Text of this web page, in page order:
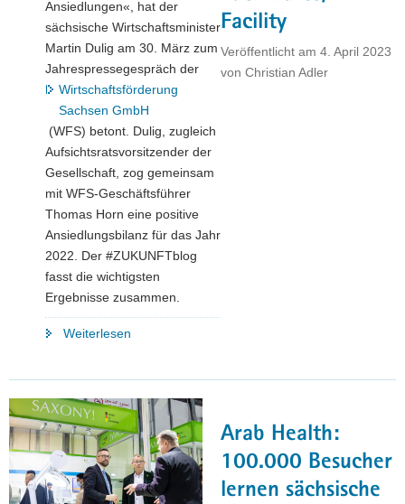
Ausland"
Facility
Veröffentlicht am 4. April 2023
von Christian Adler
Ansiedlungen«, hat der
sächsische Wirtschaftsminister
Martin Dulig am 30. März zum
Jahrespressegespräch der
Wirtschaftsförderung
Sachsen GmbH
(WFS) betont. Dulig, zugleich
Aufsichtsratsvorsitzender der
Gesellschaft, zog gemeinsam
mit WFS-Geschäftsführer
Thomas Horn eine positive
Ansiedlungsbilanz für das Jahr
2022. Der #ZUKUNFTblog
fasst die wichtigsten
Ergebnisse zusammen.
Weiterlesen
Ansiedlungspolitik:
Flächen,
Fachkräfte,
Facility"
Arab Health:
100.000 Besucher
lernen sächsische